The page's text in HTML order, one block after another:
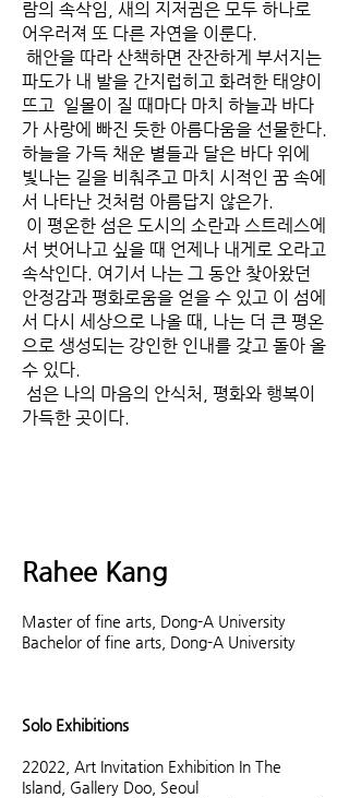
람의 속삭임, 새의 지저귐은 모두 하나로
어우러져 또 다른 자연을 이룬다.
해안을 따라 산책하면 잔잔하게 부서지는
파도가 내 발을 간지럽히고 화려한 태양이
뜨고 일몰이 질 때마다 마치 하늘과 바다
가 사랑에 빠진 듯한 아름다움을 선물한다.
하늘을 가득 채운 별들과 달은 바다 위에
빛나는 길을 비춰주고 마치 시적인 꿈 속에
서 나타난 것처럼 아름답지 않은가.
이 평온한 섬은 도시의 소란과 스트레스에
서 벗어나고 싶을 때 언제나 내게로 오라고
속삭인다. 여기서 나는 그 동안 찾아왔던
안정감과 평화로움을 얻을 수 있고 이 섬에
서 다시 세상으로 나올 때, 나는 더 큰 평온
으로 생성되는 강인한 인내를 갖고 돌아 올
수 있다.
섬은 나의 마음의 안식처, 평화와 행복이
가득한 곳이다.
Rahee Kang
Master of fine arts, Dong-A University
Bachelor of fine arts, Dong-A University
Solo Exhibitions
22022, Art Invitation Exhibition In The
Island, Gallery Doo, Seoul